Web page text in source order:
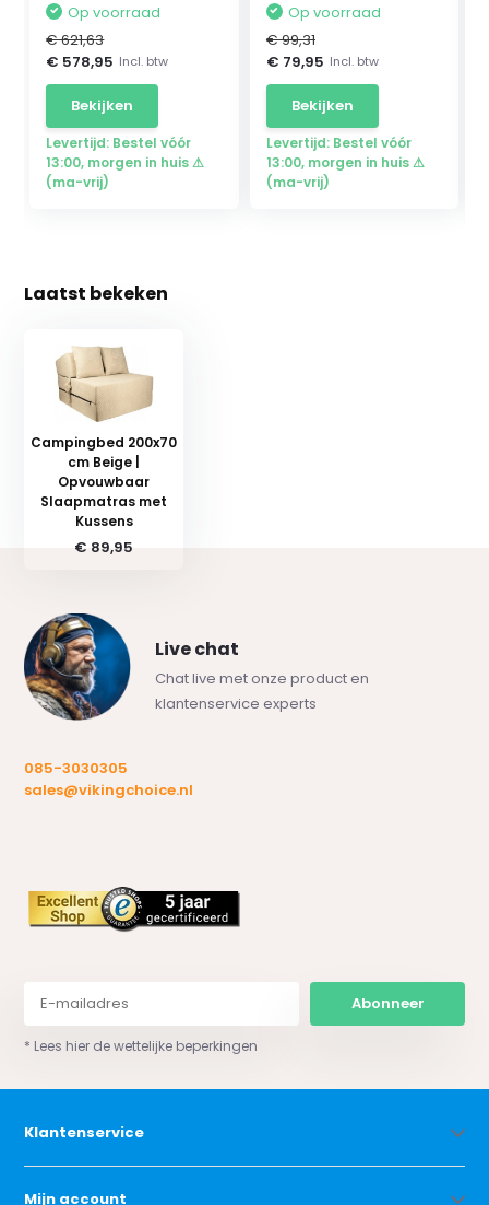
Op voorraad
€ 621,63
€ 578,95 Incl. btw
Bekijken
Levertijd: Bestel vóór
13:00, morgen in huis ⚠
(ma-vrij)
Op voorraad
€ 99,31
€ 79,95 Incl. btw
Bekijken
Levertijd: Bestel vóór
13:00, morgen in huis ⚠
(ma-vrij)
Laatst bekeken
Campingbed 200x70
cm Beige |
Opvouwbaar
Slaapmatras met
Kussens
€ 89,95
Live chat
Chat live met onze product en
klantenservice experts
085-3030305
sales@vikingchoice.nl
Abonneer
* Lees hier de wettelijke beperkingen
Klantenservice
Mijn account